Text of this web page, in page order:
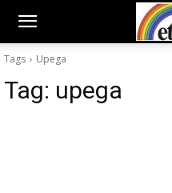
Tags Upega
Tag: upega